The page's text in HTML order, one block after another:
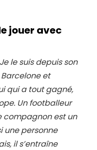
jouer avec
le suis depuis son
et
qui a tout gagné,
Un footballeur
compagnon est un
une personne
il s’entraîne